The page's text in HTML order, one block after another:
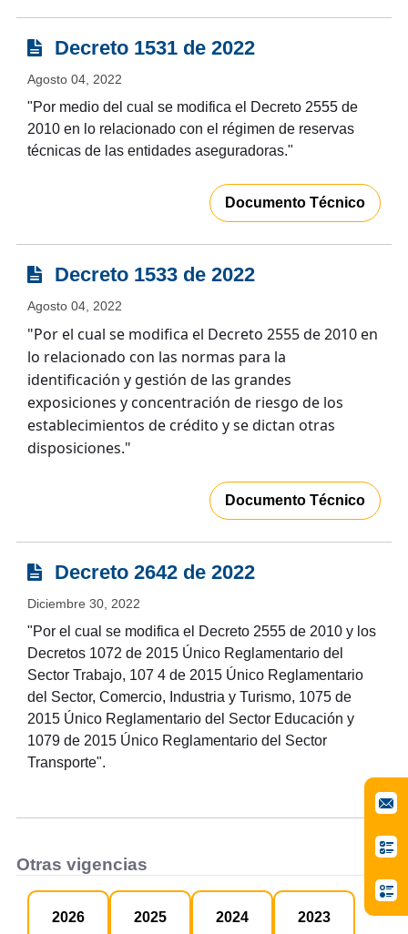
Decreto 1531 de 2022
Agosto 04, 2022
"Por medio del cual se modifica el Decreto 2555 de
2010 en lo relacionado con el régimen de reservas
técnicas de las entidades aseguradoras."
Documento Técnico
Decreto 1533 de 2022
Agosto 04, 2022
"Por el cual se modifica el Decreto 2555 de 2010 en
lo relacionado con las normas para la
identificación y gestión de las grandes
exposiciones y concentración de riesgo de los
establecimientos de crédito y se dictan otras
disposiciones."
Documento Técnico
Decreto 2642 de 2022
Diciembre 30, 2022
"Por el cual se modifica el Decreto 2555 de 2010 y los
Decretos 1072 de 2015 Único Reglamentario del
Sector Trabajo, 107 4 de 2015 Único Reglamentario
del Sector, Comercio, Industria y Turismo, 1075 de
2015 Único Reglamentario del Sector Educación y
1079 de 2015 Único Reglamentario del Sector
Transporte".
Otras vigencias
2026 2025 2024 2023